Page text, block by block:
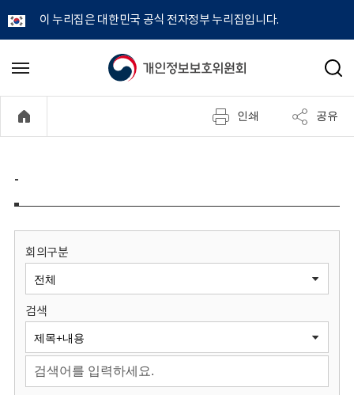
이 누리집은 대한민국 공식 전자정부 누리집입니다.
개
정
보
원
회
메
기
검
인쇄 공유
-
회의구분
검색